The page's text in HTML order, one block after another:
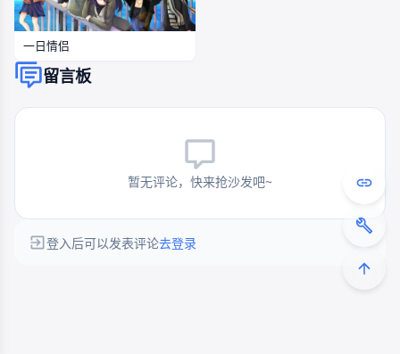
一日情侣
留言板
暂无评论，快来抢沙发吧~
登入后可以发表评论去登录